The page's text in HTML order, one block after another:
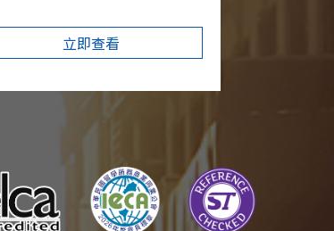
立即查看